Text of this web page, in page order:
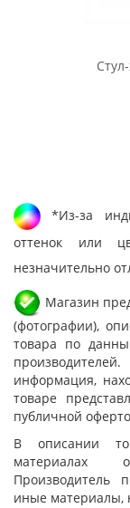
*Из-за
оттенок или
незначительно
Магазин
(фотографии),
товара по
информация,
товаре
публичной
В описании
материалах
Производитель
иные материалы,